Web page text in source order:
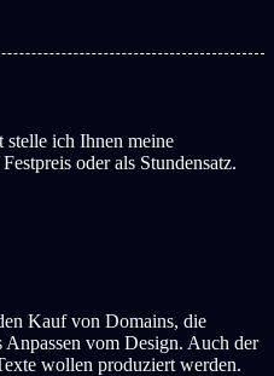
stelle ich Ihnen meine
oder als Stundensatz.
Kauf von Domains, die
vom Design. Auch der
wollen produziert werden.